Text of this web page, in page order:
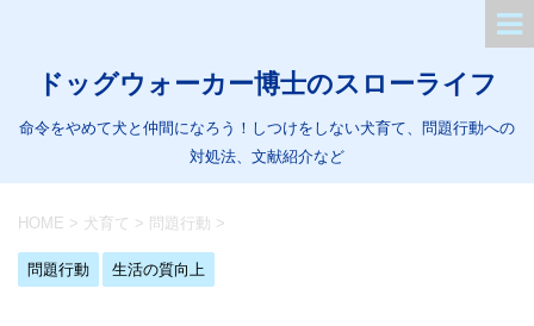
ドッグウォーカー博士のスローライフ
命令をやめて犬と仲間になろう！しつけをしない犬育て、問題行動への
対処法、文献紹介など
HOME > 犬育て > 問題行動 >
問題行動 生活の質向上